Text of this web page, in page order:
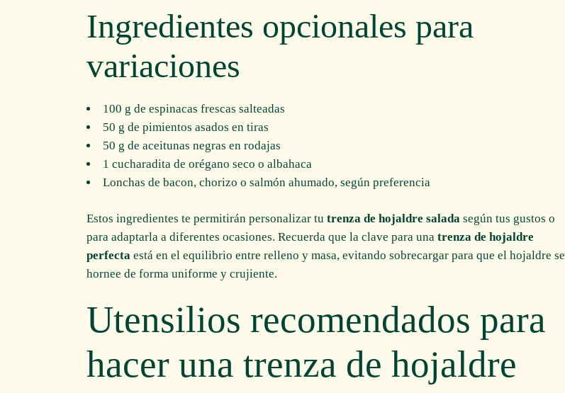
Ingredientes opcionales para
variaciones
100 g de espinacas frescas salteadas
50 g de pimientos asados en tiras
50 g de aceitunas negras en rodajas
1 cucharadita de orégano seco o albahaca
Lonchas de bacon, chorizo o salmón ahumado, según preferencia
Estos ingredientes te permitirán personalizar tu trenza de hojaldre salada según tus gustos o
para adaptarla a diferentes ocasiones. Recuerda que la clave para una trenza de hojaldre
perfecta está en el equilibrio entre relleno y masa, evitando sobrecargar para que el hojaldre se
hornee de forma uniforme y crujiente.
Utensilios recomendados para
hacer una trenza de hojaldre